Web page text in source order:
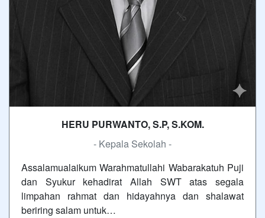
HERU PURWANTO, S.P, S.KOM.
- Kepala Sekolah -
Assalamualaikum Warahmatullahi Wabarakatuh Puji
dan Syukur kehadirat Allah SWT atas segala
limpahan rahmat dan hidayahnya dan shalawat
beriring salam untuk…